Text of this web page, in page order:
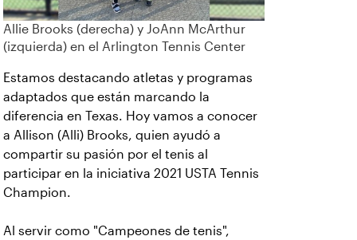
Allie Brooks (derecha) y JoAnn McArthur
(izquierda) en el Arlington Tennis Center
Estamos destacando atletas y programas
adaptados que están marcando la
diferencia en Texas. Hoy vamos a conocer
a Allison (Alli) Brooks, quien ayudó a
compartir su pasión por el tenis al
participar en la iniciativa 2021 USTA Tennis
Champion.
Al servir como "Campeones de tenis",